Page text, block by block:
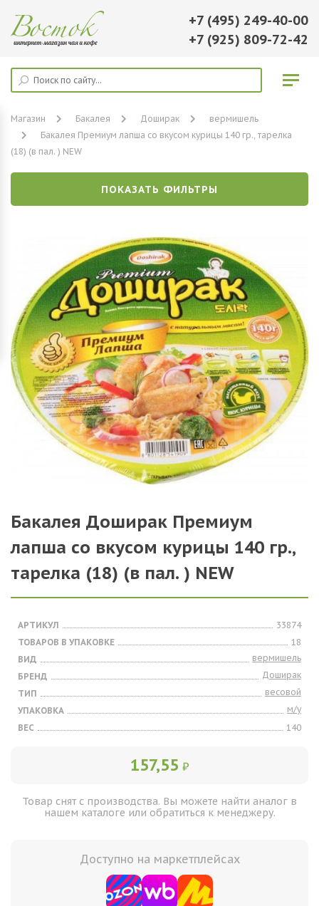
+7 (495) 249-40-00
+7 (925) 809-72-42
Магазин Бакалея Доширак
вермишель
Бакалея Премиум лапша со вкусом курицы 140 гр., тарелка
(18) (в пал. ) NEW
ПОКАЗАТЬ ФИЛЬТРЫ
Бакалея Доширак Премиум
лапша со вкусом курицы 140 гр.,
тарелка (18) (в пал. ) NEW
АРТИКУЛ
33874
ТОВАРОВ В УПАКОВКЕ
18
ВИД
вермишель
БРЕНД
Доширак
ТИП
весовой
УПАКОВКА
м/у
ВЕС
140
157,55 ₽
Товар снят с производства. Вы можете найти аналог в
нашем каталоге или обратиться к менеджеру.
Доступно на маркетплейсах